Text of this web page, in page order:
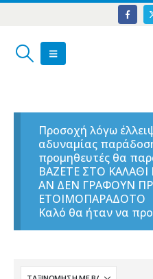
Προσοχή λόγω
αδυναμίας
προμηθευτές θα
ΒΑΖΕΤΕ ΣΤΟ ΚΑΛΑΘΙ
ΑΝ ΔΕΝ ΓΡΑΦΟΥΝ
ΕΤΟΙΜΟΠΑΡΑΔΟΤΟ
Καλό θα ήταν να